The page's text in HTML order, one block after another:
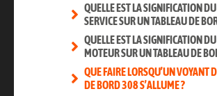
QUELLE EST LA SIGNIFICATION
SERVICE SUR UN TABLEAU DE
QUELLE EST LA SIGNIFICATION
MOTEUR SUR UN TABLEAU DE
QUE FAIRE LORSQU’UN VOYANT
DE BORD 308 S’ALLUME ?